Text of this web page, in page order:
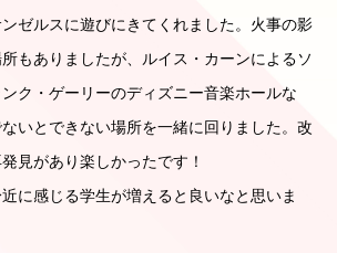
ゼルスに遊びにきてくれました。火事の影
もありましたが、ルイス・カーンによるソ
ク・ゲーリーのディズニー音楽ホールな
いとできない場所を一緒に回りました。改
見があり楽しかったです！
に感じる学生が増えると良いなと思いま